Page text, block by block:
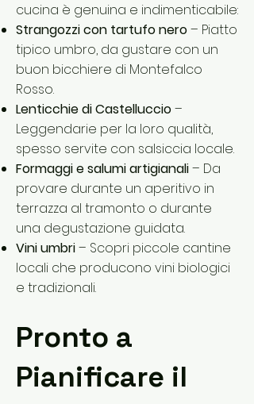
cucina è genuina e indimenticabile:
Strangozzi con tartufo nero– Piatto
tipico umbro, da gustare con un
buon bicchiere di Montefalco
Rosso.
Lenticchie di Castelluccio–
Leggendarie per la loro qualità,
spesso servite con salsiccia locale.
Formaggi e salumi artigianali– Da
provare durante un aperitivo in
terrazza al tramonto o durante
una degustazione guidata.
Vini umbri– Scopri piccole cantine
locali che producono vini biologici
e tradizionali.
Pronto a
Pianificare il